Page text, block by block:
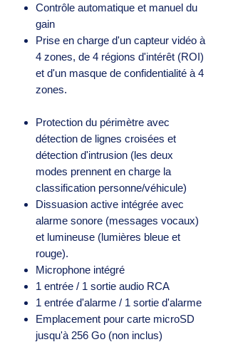
Contrôle automatique et manuel du
gain
Prise en charge d'un capteur vidéo à
4 zones, de 4 régions d'intérêt (ROI)
et d'un masque de confidentialité à 4
zones.
Protection du périmètre avec
détection de lignes croisées et
détection d'intrusion (les deux
modes prennent en charge la
classification personne/véhicule)
Dissuasion active intégrée avec
alarme sonore (messages vocaux)
et lumineuse (lumières bleue et
rouge).
Microphone intégré
1 entrée / 1 sortie audio RCA
1 entrée d'alarme / 1 sortie d'alarme
Emplacement pour carte microSD
jusqu'à 256 Go (non inclus)